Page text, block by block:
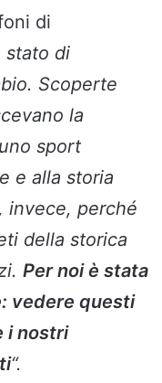
di
stato di
Scoperte
la
sport
e alla storia
invece, perché
della storica
Per noi è stata
vedere questi
i nostri
“.